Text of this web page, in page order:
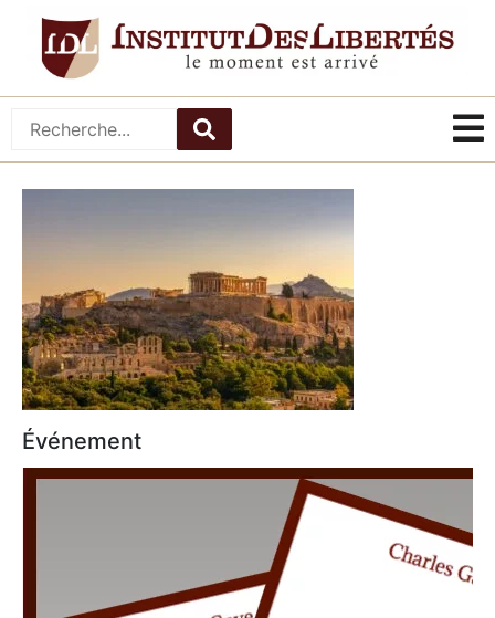
Événement